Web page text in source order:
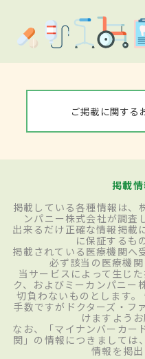
ご掲載に関する
掲載
掲載している各種情報は、
ンパニー株式会社が調査
出来るだけ正確な情報掲載
に保証するも
掲載されている医療機関へ
必ず該当の医療機関
当サービスによって生じ
ク、およびミーカンパニー
切負わないものとします
手数ですがドクターズ・フ
けますようお
なお、「マイナンバーカー
関」の情報につきましては
情報を掲出